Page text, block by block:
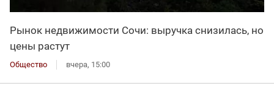
Рынок недвижимости Сочи: выручка снизилась, но
цены растут
Общество вчера, 15:00